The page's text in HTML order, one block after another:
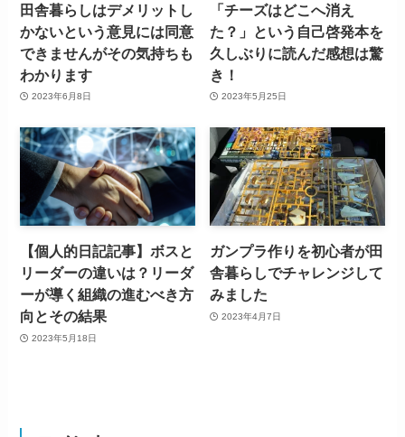
田舎暮らしはデメリットし
かないという意見には同意
できませんがその気持ちも
わかります
2023年6月8日
「チーズはどこへ消え
た？」という自己啓発本を
久しぶりに読んだ感想は驚
き！
2023年5月25日
【個人的日記記事】ボスと
リーダーの違いは？リーダ
ーが導く組織の進むべき方
向とその結果
2023年5月18日
ガンプラ作りを初心者が田
舎暮らしでチャレンジして
みました
2023年4月7日